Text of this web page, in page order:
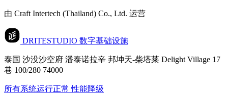
由 Craft Intertech (Thailand) Co., Ltd. 运营
DRITESTUDIO 数字基础设施
泰国 沙没沙空府 潘泰诺拉辛 邦坤天-柴塔莱 Delight Village 17
巷 100/280 74000
所有系统运行正常 性能降级